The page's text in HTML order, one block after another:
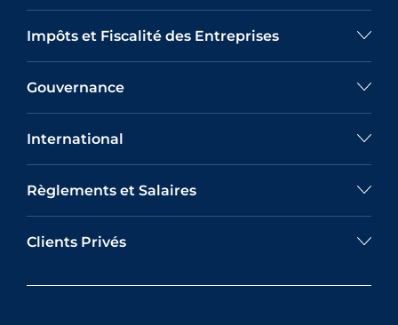
Impôts et Fiscalité des Entreprises
Gouvernance
International
Règlements et Salaires
Clients Privés